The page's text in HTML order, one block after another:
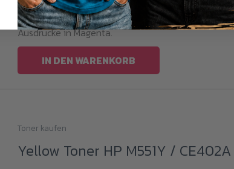
diesem Ghost Toner erhältst du ca.6000 Seiten.
Ausdrucke in Magenta.
IN DEN WARENKORB
Toner kaufen
Yellow Toner HP M551Y / CE402A